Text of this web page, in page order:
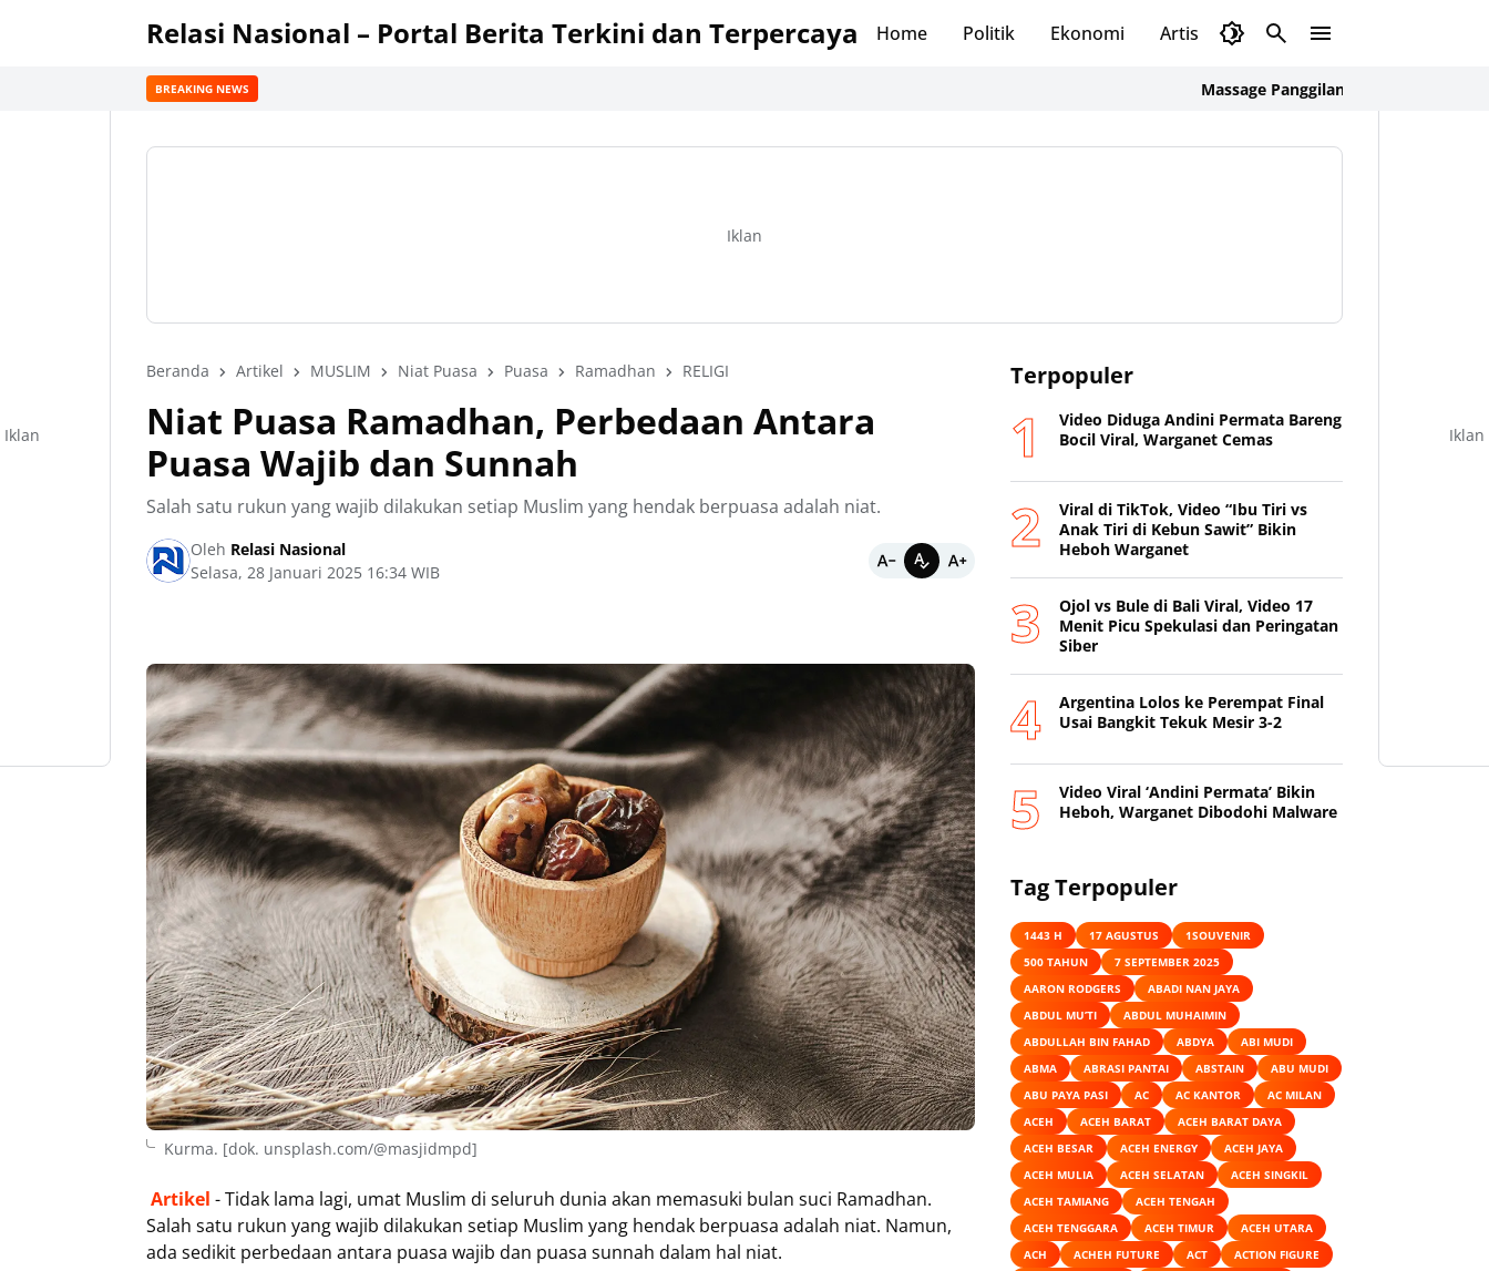
Relasi Nasional – Portal Berita Terkini dan Terpercaya Home Politik Ekonomi Artis Trending
BREAKING NEWS Massage Panggilan untuk Karyawan CBD &
Iklan
Beranda Artikel MUSLIM Niat Puasa Puasa Ramadhan RELIGI
Niat Puasa Ramadhan, Perbedaan Antara
Puasa Wajib dan Sunnah
Salah satu rukun yang wajib dilakukan setiap Muslim yang hendak berpuasa adalah niat.
Oleh Relasi Nasional
Selasa, 28 Januari 2025 16:34 WIB
Kurma. [dok. unsplash.com/@masjidmpd]
Artikel - Tidak lama lagi, umat Muslim di seluruh dunia akan memasuki bulan suci Ramadhan.
Salah satu rukun yang wajib dilakukan setiap Muslim yang hendak berpuasa adalah niat. Namun,
ada sedikit perbedaan antara puasa wajib dan puasa sunnah dalam hal niat.
Terpopuler
Video Diduga Andini Permata Bareng
Bocil Viral, Warganet Cemas
Viral di TikTok, Video “Ibu Tiri vs
Anak Tiri di Kebun Sawit” Bikin
Heboh Warganet
Ojol vs Bule di Bali Viral, Video 17
Menit Picu Spekulasi dan Peringatan
Siber
Argentina Lolos ke Perempat Final
Usai Bangkit Tekuk Mesir 3-2
Video Viral ‘Andini Permata’ Bikin
Heboh, Warganet Dibodohi Malware
Tag Terpopuler
1443 H 17 AGUSTUS
1SOUVENIR
500 TAHUN
7 SEPTEMBER 2025
AARON RODGERS
ABADI NAN JAYA
ABDUL MU’TI
ABDUL MUHAIMIN
ABDULLAH BIN FAHAD
ABDYA
ABI MUDI
ABMA
ABRASI PANTAI ABSTAIN
ABU MUDI
ABU PAYA PASI
AC AC KANTOR
AC MILAN
ACEH
ACEH BARAT
ACEH BARAT DAYA
ACEH BESAR
ACEH ENERGY
ACEH JAYA
ACEH MULIA
ACEH SELATAN
ACEH SINGKIL
ACEH TAMIANG
ACEH TENGAH
ACEH TENGGARA
ACEH TIMUR
ACEH UTARA
ACH
ACHEH FUTURE ACT
ACTION FIGURE
Iklan Iklan